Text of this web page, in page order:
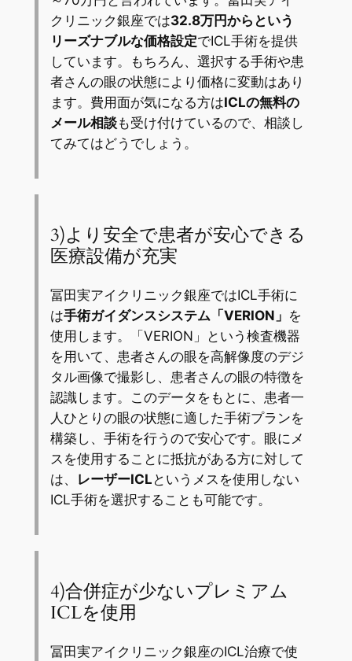
クリニック銀座では32.8万円からという
リーズナブルな価格設定でICL手術を提供
しています。もちろん、選択する手術や患
者さんの眼の状態により価格に変動はあり
ます。費用面が気になる方はICLの無料の
メール相談も受け付けているので、相談し
てみてはどうでしょう。
3)より安全で患者が安心できる
医療設備が充実
冨田実アイクリニック銀座ではICL手術に
は手術ガイダンスシステム「VERION」 を
使用します。「VERION」という検査機器
を用いて、患者さんの眼を高解像度のデジ
タル画像で撮影し、患者さんの眼の特徴を
認識します。このデータをもとに、患者一
人ひとりの眼の状態に適した手術プランを
構築し、手術を行うので安心です。眼にメ
スを使用することに抵抗がある方に対して
は、
レーザーICL というメスを使用しない
ICL手術を選択することも可能です。
4)合併症が少ないプレミアム
ICLを使用
冨田実アイクリニック銀座のICL治療で使